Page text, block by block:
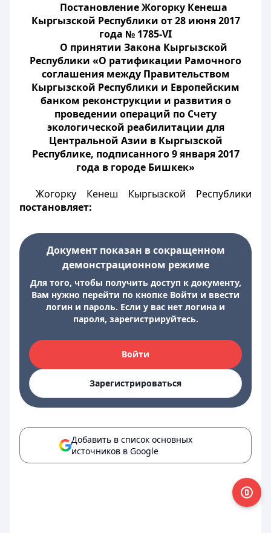
Постановление Жогорку Кенеша
Кыргызской Республики от 28 июня 2017
года № 1785-VI
О принятии Закона Кыргызской
Республики «О ратификации Рамочного
соглашения между Правительством
Кыргызской Республики и Европейским
банком реконструкции и развития о
проведении операций по Счету
экологической реабилитации для
Центральной Азии в Кыргызской
Республике, подписанного 9 января 2017
года в городе Бишкек»
Жогорку Кенеш Кыргызской Республики
постановляет:
Документ показан в сокращенном
демонстрационном режиме
Для того, чтобы получить доступ к документу,
Вам нужно перейти по кнопке Войти и ввести
логин и пароль. Если у вас нет логина и
пароля, зарегистрируйтесь.
Войти
Зарегистрироваться
Добавить в список основных
источников в Google